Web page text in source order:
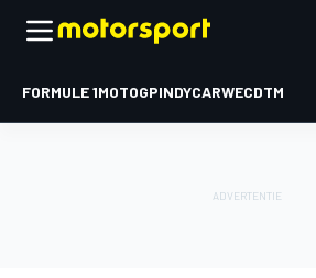
FORMULE 1MOTOGPINDYCARWECDTM